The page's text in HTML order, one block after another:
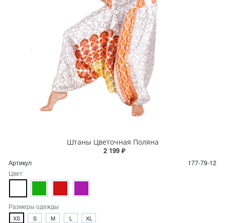
Штаны Цветочная Поляна
2 199 ₽
Артикул
177-79-12
Цвет
Размеры одежды
XS S M L XL